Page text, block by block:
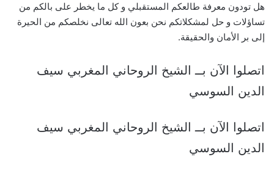
هل تودون معرفة طالعكم المستقبلي و كل ما يخطر على بالكم من
تساؤلات و حل لمشكلاتكم نحن بعون الله تعالى نخلصكم من الحيرة
إلى بر الأمان والحقيقة.
اتصلوا الآن بــ الشيخ الروحاني المغربي سيف
الدين السوسي
اتصلوا الآن بــ الشيخ الروحاني المغربي سيف
الدين السوسي